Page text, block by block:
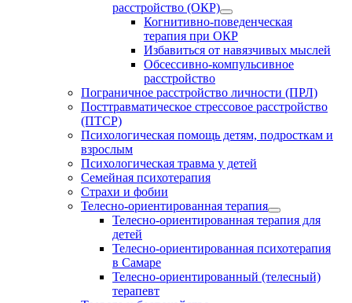
расстройство (ОКР)
Когнитивно-поведенческая
терапия при ОКР
Избавиться от навязчивых мыслей
Обсессивно-компульсивное
расстройство
Пограничное расстройство личности (ПРЛ)
Посттравматическое стрессовое расстройство
(ПТСР)
Психологическая помощь детям, подросткам и
взрослым
Психологическая травма у детей
Семейная психотерапия
Страхи и фобии
Телесно-ориентированная терапия
Телесно-ориентированная терапия для
детей
Телесно-ориентированная психотерапия
в Самаре
Телесно-ориентированный (телесный)
терапевт